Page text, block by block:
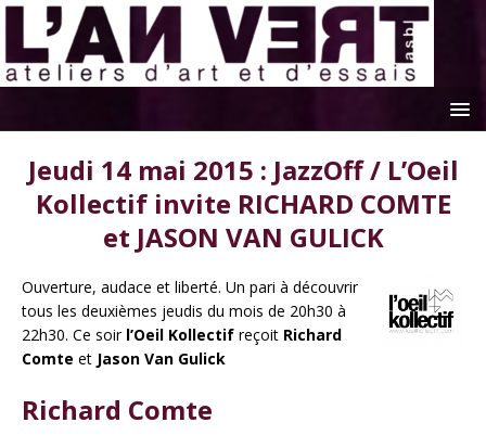
Jeudi 14 mai 2015 : JazzOff / L’Oeil
Kollectif invite RICHARD COMTE
et JASON VAN GULICK
Ouverture, audace et liberté. Un pari à découvrir
tous les deuxièmes jeudis du mois de 20h30 à
22h30. Ce soir l’Oeil Kollectif reçoit Richard
Comte et Jason Van Gulick
Richard Comte